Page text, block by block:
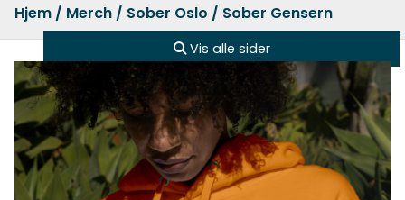
Hjem / Merch / Sober Oslo / Sober Gensern
Vis alle sider